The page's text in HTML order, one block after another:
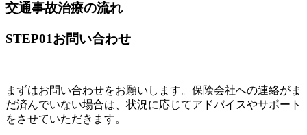
交通事故治療の流れ
STEP01お問い合わせ
まずはお問い合わせをお願いします。保険会社への連絡がま
だ済んでいない場合は、状況に応じてアドバイスやサポート
をさせていただきます。